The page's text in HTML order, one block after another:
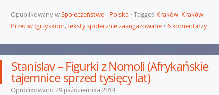
Opublikowany wSpołeczeństwo - Polska Tagged Kraków, Kraków
Przeciw Igrzyskom,teksty społecznie zaangażowane 6 komentarzy
Stanislav – Figurki z Nomoli (Afrykańskie
tajemnice sprzed tysięcy lat)
Opublikowano 29 października 2014